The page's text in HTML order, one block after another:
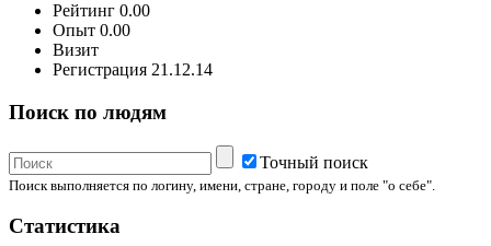
Рейтинг 0.00
Опыт 0.00
Визит
Регистрация 21.12.14
Поиск по людям
Точный поиск
Поиск выполняется по логину, имени, стране, городу и поле "о себе".
Статистика